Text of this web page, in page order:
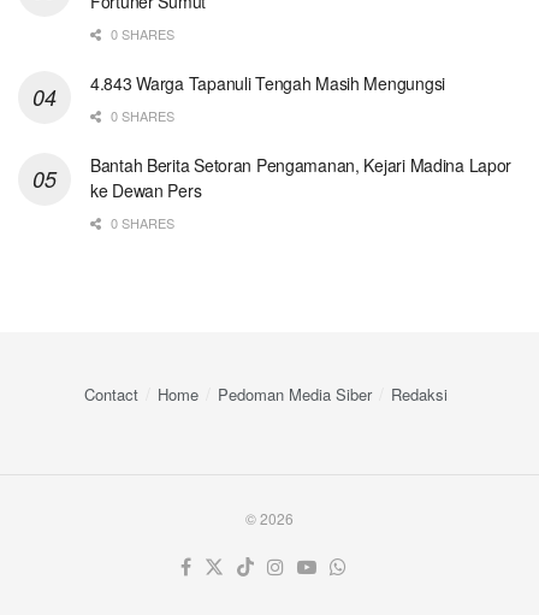
0 SHARES
4.843 Warga Tapanuli Tengah Masih Mengungsi
0 SHARES
Bantah Berita Setoran Pengamanan, Kejari Madina Lapor
ke Dewan Pers
0 SHARES
Contact Home Pedoman Media Siber Redaksi
© 2026